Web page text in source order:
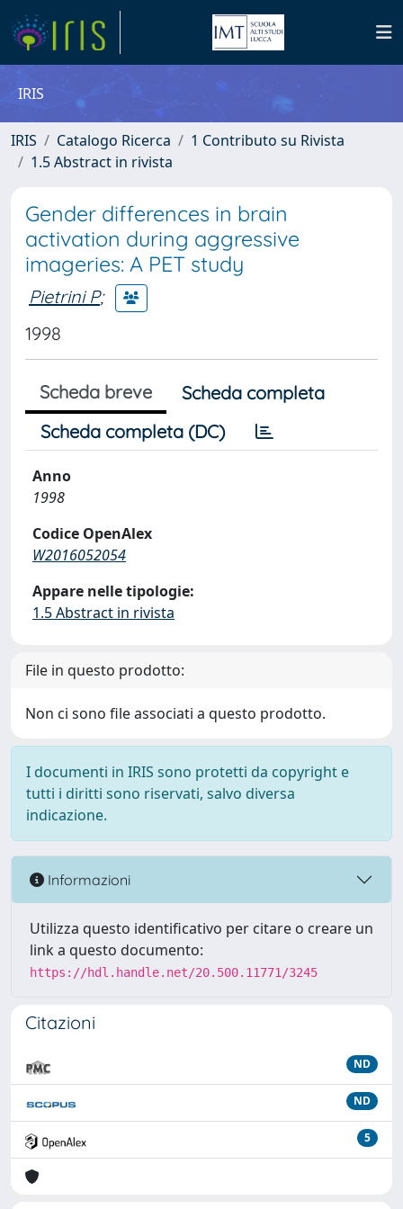
IRIS
IRIS Catalogo Ricerca
1 Contributo su Rivista
1.5 Abstract in rivista
Gender differences in brain
activation during aggressive
imageries: A PET study
Pietrini P;
1998
Scheda breve
Scheda completa
Scheda completa (DC)
Anno
1998
Codice OpenAlex
W2016052054
Appare nelle tipologie:
1.5 Abstract in rivista
File in questo prodotto:
Non ci sono file associati a questo prodotto.
I documenti in IRIS sono protetti da copyright e
tutti i diritti sono riservati, salvo diversa
indicazione.
Informazioni
Utilizza questo identificativo per citare o creare un
link a questo documento:
https://hdl.handle.net/20.500.11771/3245
Citazioni
ND
ND
5